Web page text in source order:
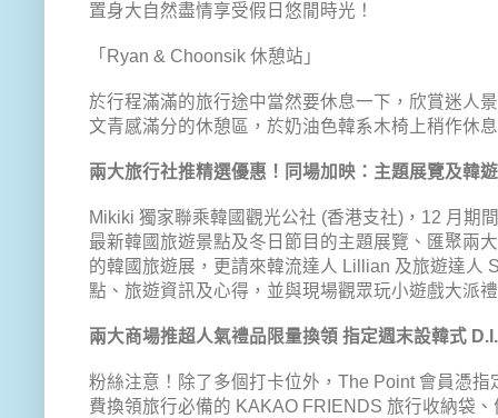
置身大自然盡情享受假日悠閒時光！
「Ryan & Choonsik 休憩站」
於行程滿滿的旅行途中當然要休息一下，欣賞迷人
文青感滿分的休憩區，於奶油色韓系木椅上稍作休
兩大旅行社推精選優惠！同場加映：主題展覽及韓
Mikiki 獨家聯乘韓國觀光公社 (香港支社)，12 月期
最新韓國旅遊景點及冬日節目的主題展覽、匯聚兩
的韓國旅遊展，更請來韓流達人 Lillian 及旅遊達人
點、旅遊資訊及心得，並與現場觀眾玩小遊戲大派
兩大商場推超人氣禮品限量換領 指定週末設韓式
粉絲注意！除了多個打卡位外，The Point 會員憑
費換領旅行必備的 KAKAO FRIENDS 旅行收納袋